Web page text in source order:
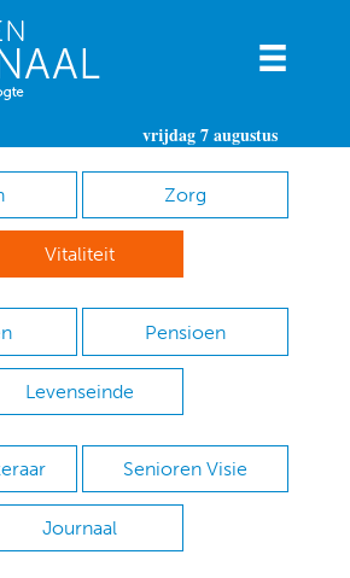
vrijdag 7 augustus
Zorg
Vitaliteit
Pensioen
Levenseinde
Senioren Visie
Journaal